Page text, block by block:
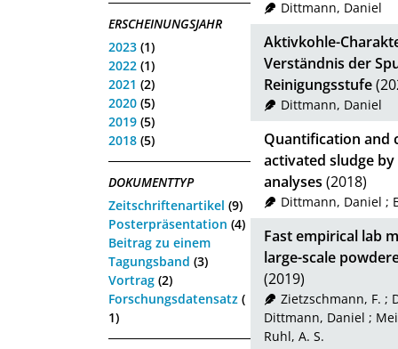
ERSCHEINUNGSJAHR
2023 (1)
2022 (1)
2021 (2)
2020 (5)
2019 (5)
2018 (5)
DOKUMENTTYP
Zeitschriftenartikel (9)
Posterpräsentation (4)
Beitrag zu einem
Tagungsband (3)
Vortrag (2)
Forschungsdatensatz (
1)
Dittmann, Daniel
Aktivkohle-
Verständnis der
Reinigungsstufe
Dittmann, Daniel
Quantification and
activated sludge
analyses (2018)
Dittmann, Daniel ;
Fast empirical lab
large-scale
(2019)
Zietzschmann, F. ;
Dittmann, Daniel ;
Ruhl, A. S.